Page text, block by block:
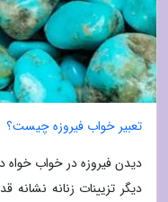
تعبیر خواب فیروزه چیست؟
دیدن فیروزه در خواب خواه
دیگر تزیینات زنانه